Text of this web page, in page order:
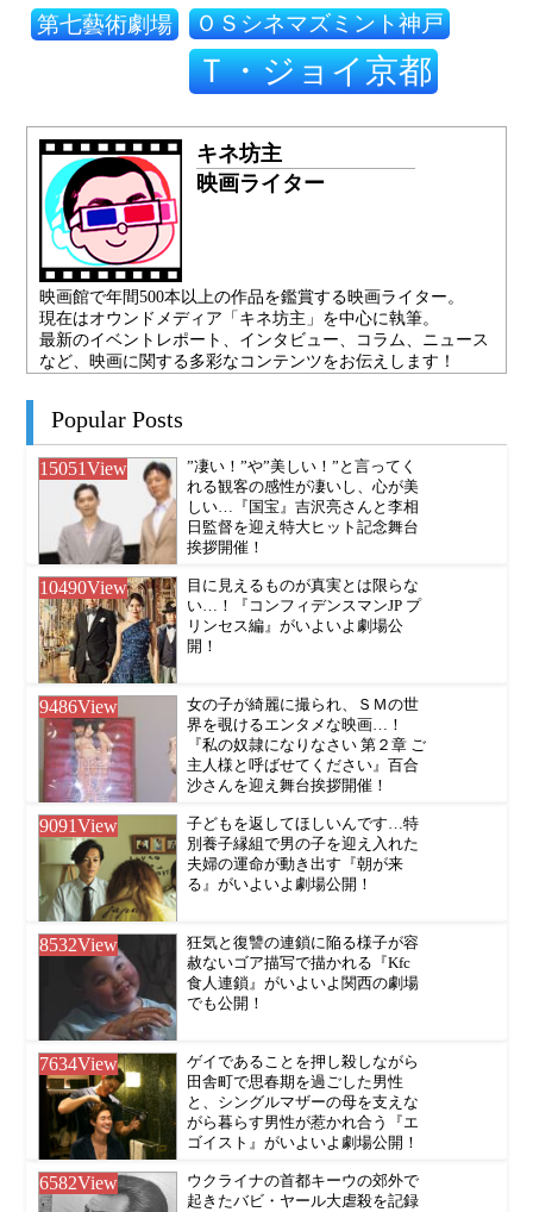
第七藝術劇場 ＯＳシネマズミント神戸
Ｔ・ジョイ京都
キネ坊主
映画ライター
映画館で年間500本以上の作品を鑑賞する映画ライター。
現在はオウンドメディア「キネ坊主」を中心に執筆。
最新のイベントレポート、インタビュー、コラム、ニュース
など、映画に関する多彩なコンテンツをお伝えします！
Popular Posts
15051View
”凄い！”や”美しい！”と言ってく
れる観客の感性が凄いし、心が美
しい…『国宝』吉沢亮さんと李相
日監督を迎え特大ヒット記念舞台
挨拶開催！
10490View
目に見えるものが真実とは限らな
い…！『コンフィデンスマンJP プ
リンセス編』がいよいよ劇場公
開！
9486View
女の子が綺麗に撮られ、ＳＭの世
界を覗けるエンタメな映画…！
『私の奴隷になりなさい 第２章 ご
主人様と呼ばせてください』百合
沙さんを迎え舞台挨拶開催！
9091View
子どもを返してほしいんです…特
別養子縁組で男の子を迎え入れた
夫婦の運命が動き出す『朝が来
る』がいよいよ劇場公開！
8532View
狂気と復讐の連鎖に陥る様子が容
赦ないゴア描写で描かれる『Kfc
食人連鎖』がいよいよ関西の劇場
でも公開！
7634View
ゲイであることを押し殺しながら
田舎町で思春期を過ごした男性
と、シングルマザーの母を支えな
がら暮らす男性が惹かれ合う『エ
ゴイスト』がいよいよ劇場公開！
6582View
ウクライナの首都キーウの郊外で
起きたバビ・ヤール大虐殺を記録